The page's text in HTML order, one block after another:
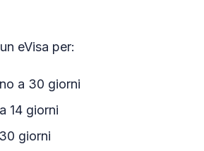
eVisa per:
a 30 giorni
14 giorni
giorni